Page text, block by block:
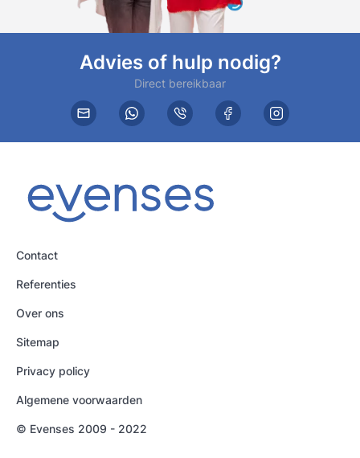
Advies of hulp nodig?
Direct bereikbaar
Contact
Referenties
Over ons
Sitemap
Privacy policy
Algemene voorwaarden
© Evenses 2009 - 2022